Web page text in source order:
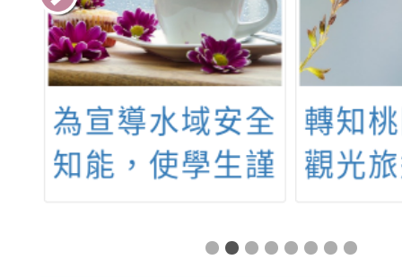
為宣導水域安全
知能，使學生謹
念，加強宣導。
轉知
觀光
拉松